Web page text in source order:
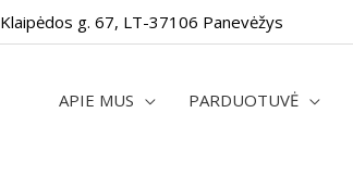
Klaipėdos g. 67, LT-37106 Panevėžys
APIE MUS PARDUOTUVĖ